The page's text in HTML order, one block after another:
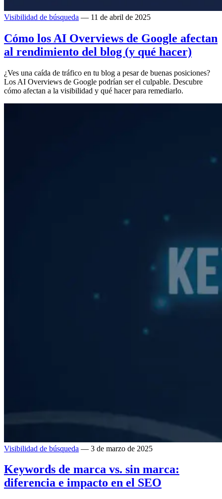
Visibilidad de búsqueda — 11 de abril de 2025
Cómo los AI Overviews de Google afectan
al rendimiento del blog (y qué hacer)
¿Ves una caída de tráfico en tu blog a pesar de buenas posiciones?
Los AI Overviews de Google podrían ser el culpable. Descubre
cómo afectan a la visibilidad y qué hacer para remediarlo.
Visibilidad de búsqueda — 3 de marzo de 2025
Keywords de marca vs. sin marca:
diferencia e impacto en el SEO